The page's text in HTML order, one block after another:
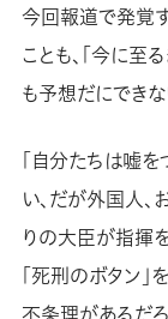
今回報道で発覚
ことも、「今に至
も予想だにできな
「自分たちは嘘
い、だが外国人
りの大臣が指揮
「死刑のボタン